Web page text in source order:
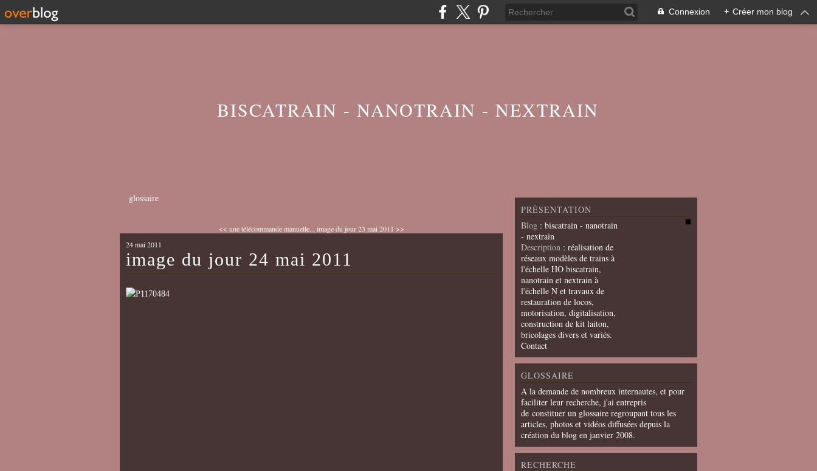
Connexion + Créer mon blog
BISCATRAIN - NANOTRAIN - NEXTRAIN
glossaire
<< une télécommande manuelle... image du jour 23 mai 2011 >>
24 mai 2011
image du jour 24 mai 2011
PRÉSENTATION
Blog : biscatrain - nanotrain
- nextrain
Description : réalisation de
réseaux modèles de trains à
l'échelle HO biscatrain,
nanotrain et nextrain à
l'échelle N et travaux de
restauration de locos,
motorisation, digitalisation,
construction de kit laiton,
bricolages divers et variés.
Contact
GLOSSAIRE
A la demande de nombreux internautes, et pour
faciliter leur recherche, j'ai entrepris
de constituer un glossaire regroupant tous les
articles, photos et vidéos diffusées depuis la
création du blog en janvier 2008.
RECHERCHE